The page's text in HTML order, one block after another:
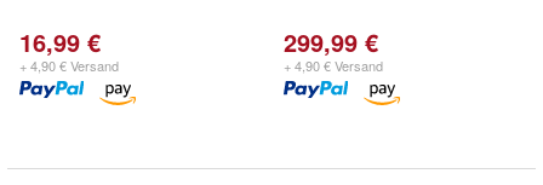
16,99 €
+ 4,90 € Versand
299,99 €
+ 4,90 € Versand